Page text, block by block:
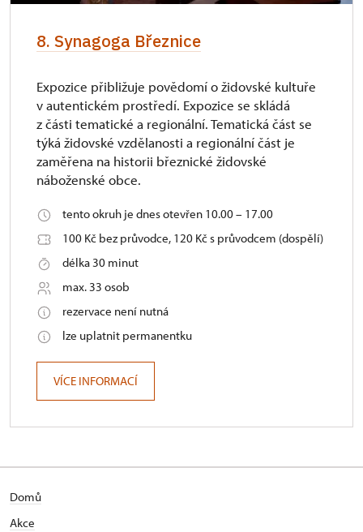
8. Synagoga Březnice
Expozice přibližuje povědomí o židovské kultuře
v autentickém prostředí. Expozice se skládá
z části tematické a regionální. Tematická část se
týká židovské vzdělanosti a regionální část je
zaměřena na historii březnické židovské
náboženské obce.
tento okruh je dnes otevřen 10.00 – 17.00
100 Kč bez průvodce, 120 Kč s průvodcem (dospělí)
délka 30 minut
max. 33 osob
rezervace není nutná
lze uplatnit permanentku
VÍCE INFORMACÍ
Domů
Akce